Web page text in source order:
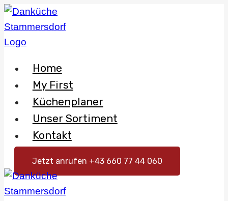
Skip
to
content
Home
My First
Küchenplaner
Unser Sortiment
Kontakt
Jetzt anrufen +43 660 77 44 060